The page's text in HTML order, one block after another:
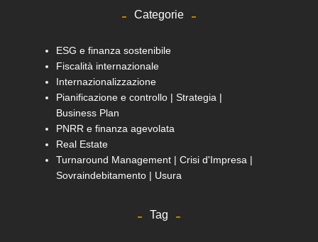
Categorie
ESG e finanza sostenibile
Fiscalità internazionale
Internazionalizzazione
Pianificazione e controllo | Strategia |
Business Plan
PNRR e finanza agevolata
Real Estate
Turnaround Management | Crisi d'Impresa |
Sovraindebitamento | Usura
Tag